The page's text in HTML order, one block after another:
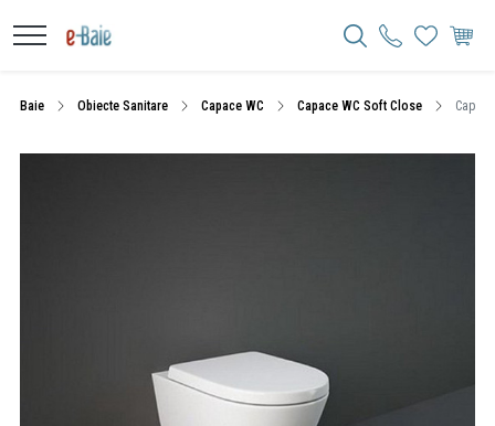
Baie Obiecte Sanitare Capace WC Capace WC Soft Close Capac